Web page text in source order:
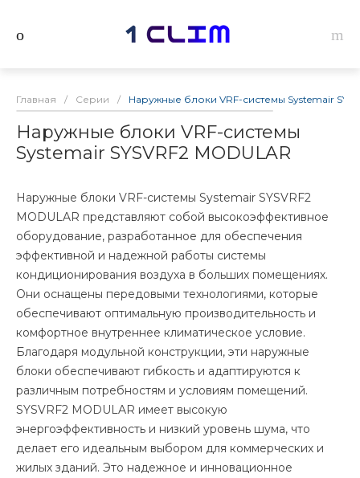
Главная / Серии / Наружные блоки VRF-системы Systemair
Наружные блоки VRF-системы
Systemair SYSVRF2 MODULAR
Наружные блоки VRF-системы Systemair SYSVRF2
MODULAR представляют собой высокоэффективное
оборудование, разработанное для обеспечения
эффективной и надежной работы системы
кондиционирования воздуха в больших помещениях.
Они оснащены передовыми технологиями, которые
обеспечивают оптимальную производительность и
комфортное внутреннее климатическое условие.
Благодаря модульной конструкции, эти наружные
блоки обеспечивают гибкость и адаптируются к
различным потребностям и условиям помещений.
SYSVRF2 MODULAR имеет высокую
энергоэффективность и низкий уровень шума, что
делает его идеальным выбором для коммерческих и
жилых зданий. Это надежное и инновационное